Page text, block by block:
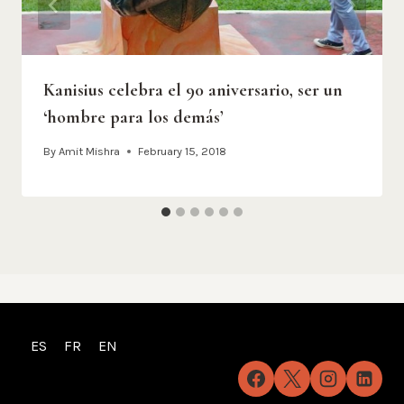
Kanisius celebra el 90 aniversario, ser un
‘hombre para los demás’
By Amit Mishra February 15, 2018
ES FR EN